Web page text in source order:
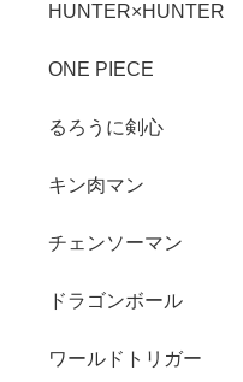
HUNTER×HUNTER
ONE PIECE
るろうに剣心
キン肉マン
チェンソーマン
ドラゴンボール
ワールドトリガー